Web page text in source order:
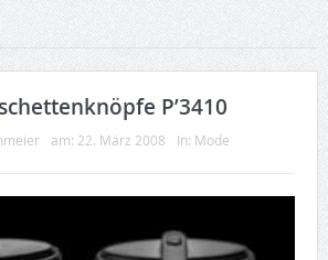
P’3410
am: 22. März 2008 In: Mode